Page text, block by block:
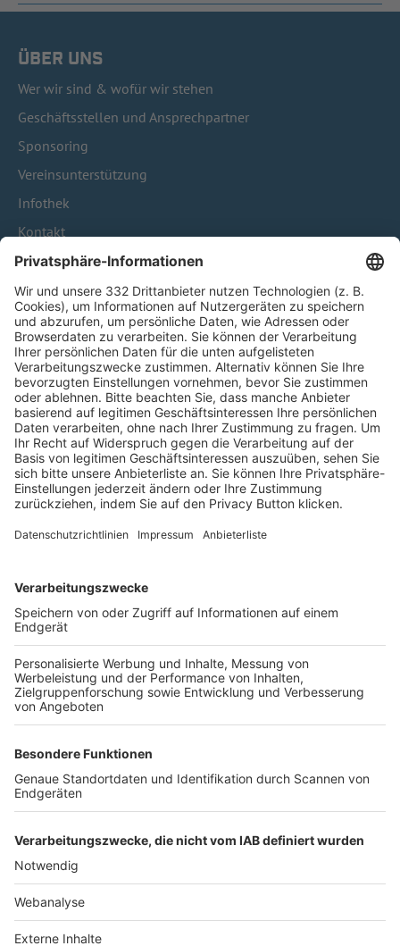
ÜBER UNS
Wer wir sind & wofür wir stehen
Geschäftsstellen und Ansprechpartner
Sponsoring
Vereinsunterstützung
Infothek
Kontakt
HÄUFIG BESUCHTE SEITEN
Pässe und Vereinswechsel
Trainerausbildung
Schulungsangebot Vereinsmitarbeiter
BFV-Geschäftsstellen
Trainerbörse
Login SpielPlus
FOLGE DEM BFV
TOP-VEREINE
TOP-PARTNER
Nutzungsbedingungen Datenschutz Impressum